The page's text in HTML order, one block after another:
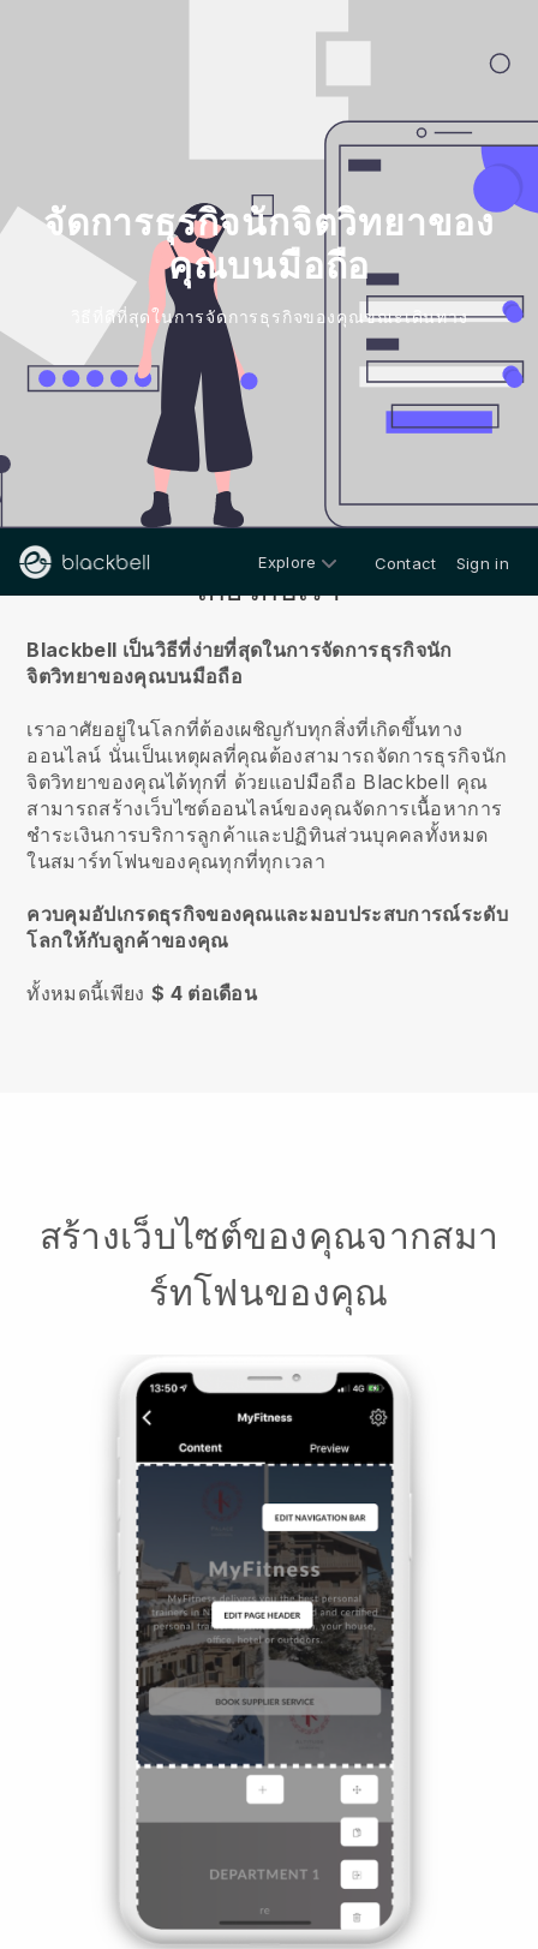
จัดการธุรกิจนักจิตวิทยาของ
คุณบนมือถือ
วิธีที่ดีที่สุดในการจัดการธุรกิจของคุณขณะเดินทาง
Explore Contact Sign in
เกี่ยวกับเรา
Blackbell เป็นวิธีที่ง่ายที่สุดในการจัดการธุรกิจนัก
จิตวิทยาของคุณบนมือถือ
เราอาศัยอยู่ในโลกที่ต้องเผชิญกับทุกสิ่งที่เกิดขึ้นทาง
ออนไลน์ นั่นเป็นเหตุผลที่คุณต้องสามารถจัดการธุรกิจนัก
จิตวิทยาของคุณได้ทุกที่ ด้วยแอปมือถือ Blackbell คุณ
สามารถสร้างเว็บไซต์ออนไลน์ของคุณจัดการเนื้อหาการ
ชำระเงินการบริการลูกค้าและปฏิทินส่วนบุคคลทั้งหมด
ในสมาร์ทโฟนของคุณทุกที่ทุกเวลา
ควบคุมอัปเกรดธุรกิจของคุณและมอบประสบการณ์ระดับ
โลกให้กับลูกค้าของคุณ
ทั้งหมดนี้เพียง $ 4 ต่อเดือน
สร้างเว็บไซต์ของคุณจากสมา
ร์ทโฟนของคุณ